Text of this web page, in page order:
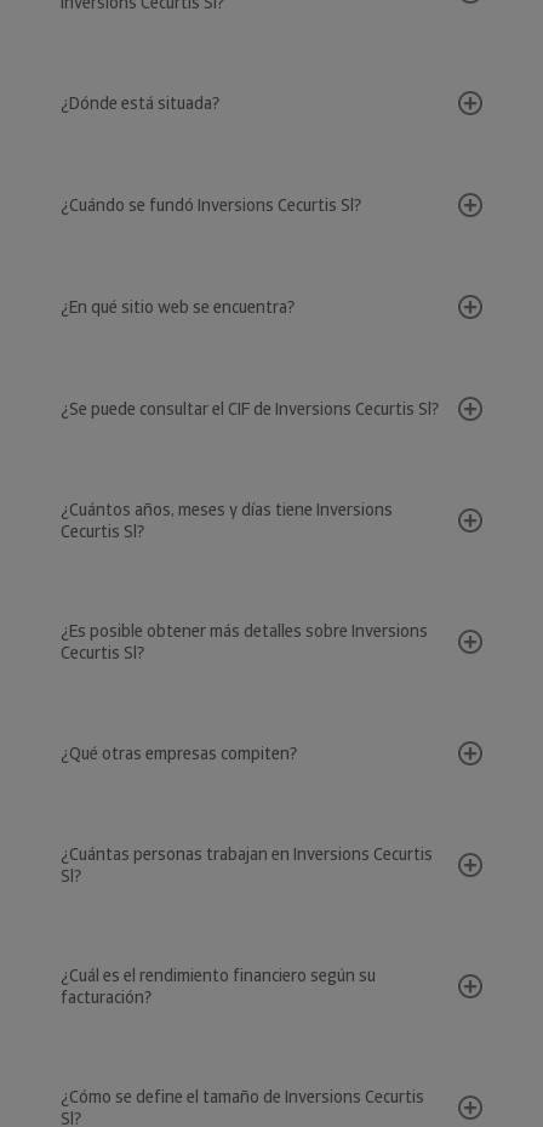
¿Dónde está situada?
¿Cuándo se fundó Inversions Cecurtis Sl?
¿En qué sitio web se encuentra?
¿Se puede consultar el CIF de Inversions Cecurtis Sl?
¿Cuántos años, meses y días tiene Inversions
Cecurtis Sl?
¿Es posible obtener más detalles sobre Inversions
Cecurtis Sl?
¿Qué otras empresas compiten?
¿Cuántas personas trabajan en Inversions Cecurtis
Sl?
¿Cuál es el rendimiento financiero según su
facturación?
¿Cómo se define el tamaño de Inversions Cecurtis
Sl?